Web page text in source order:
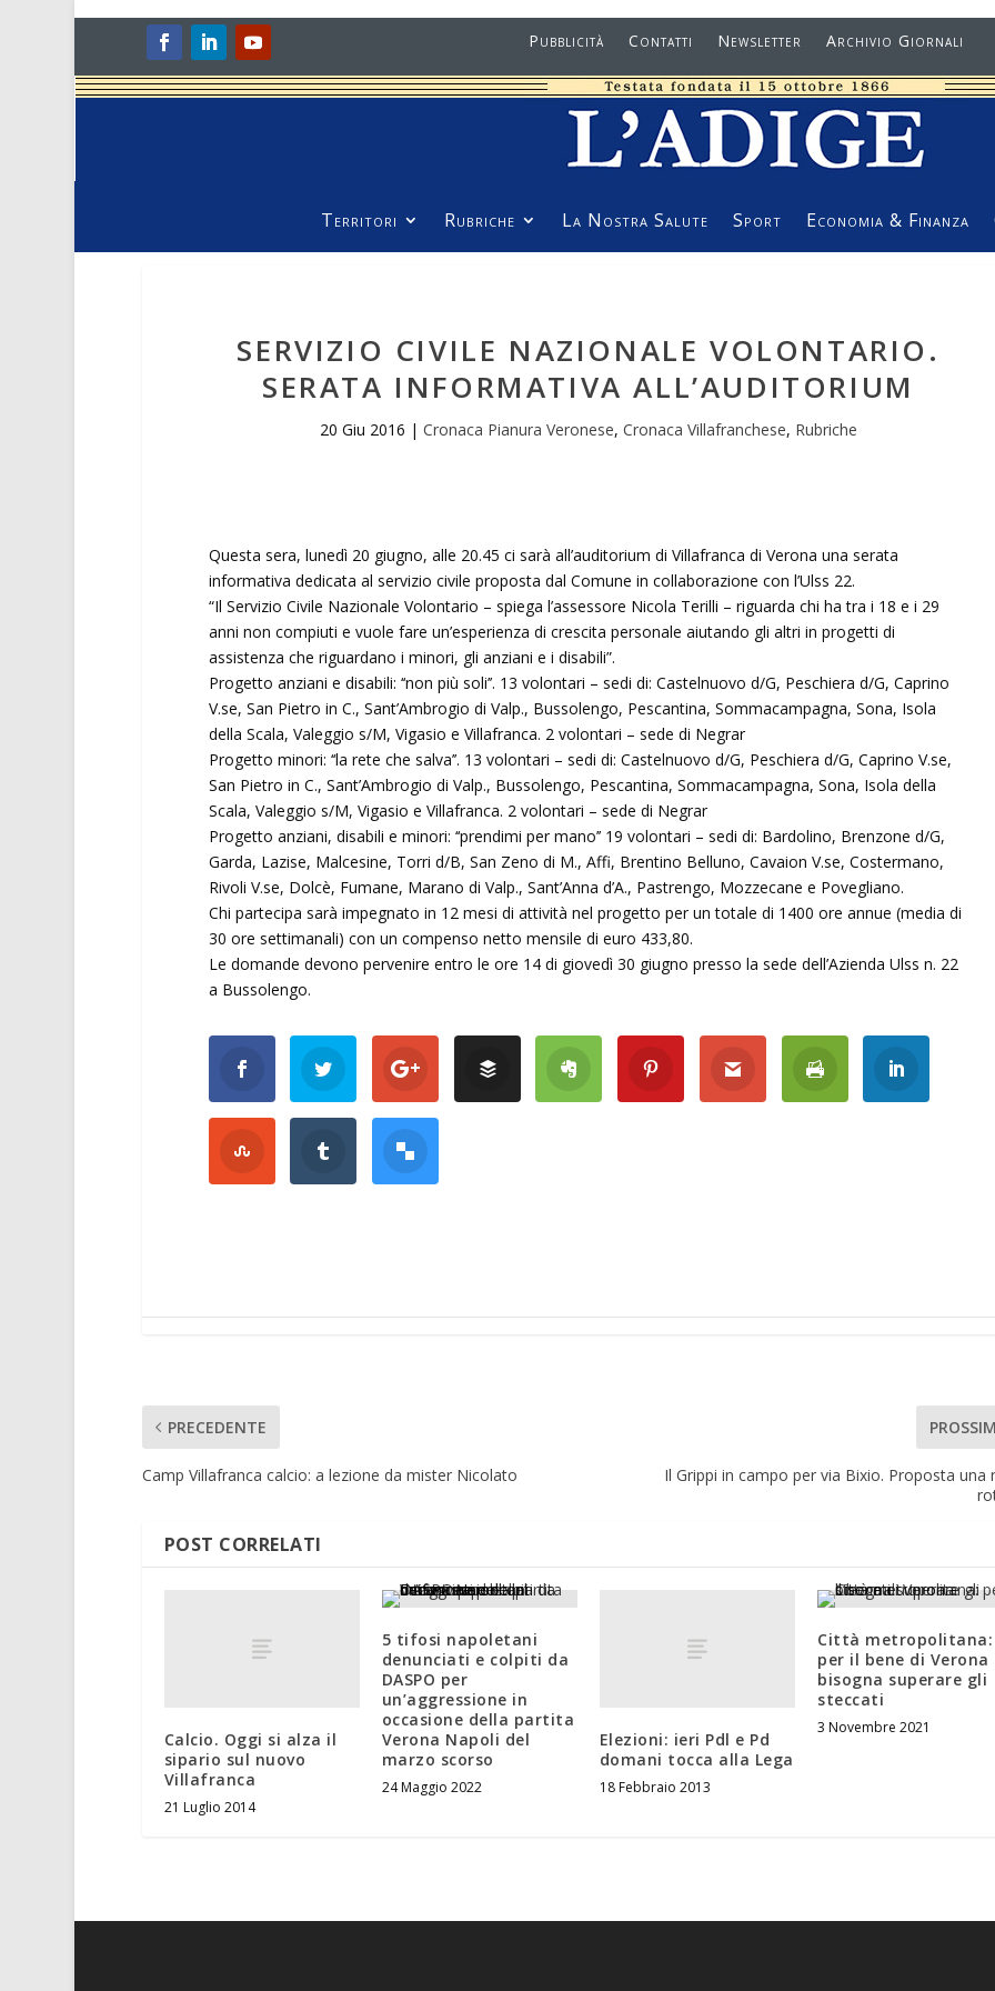
Pubblicità Contatti Newsletter Archivio Giornali
Territori Rubriche La Nostra Salute Sport Economia & Finanza
SERVIZIO CIVILE NAZIONALE VOLONTARIO.
SERATA INFORMATIVA ALL’AUDITORIUM
20 Giu 2016 | Cronaca Pianura Veronese, Cronaca Villafranchese, Rubriche
Questa sera, lunedì 20 giugno, alle 20.45 ci sarà all’auditorium di Villafranca di Verona una serata
informativa dedicata al servizio civile proposta dal Comune in collaborazione con l’Ulss 22.
“Il Servizio Civile Nazionale Volontario – spiega l’assessore Nicola Terilli – riguarda chi ha tra i 18 e i 29
anni non compiuti e vuole fare un’esperienza di crescita personale aiutando gli altri in progetti di
assistenza che riguardano i minori, gli anziani e i disabili”.
Progetto anziani e disabili: ‘‘non più soli’’. 13 volontari – sedi di: Castelnuovo d/G, Peschiera d/G, Caprino
V.se, San Pietro in C., Sant’Ambrogio di Valp., Bussolengo, Pescantina, Sommacampagna, Sona, Isola
della Scala, Valeggio s/M, Vigasio e Villafranca. 2 volontari – sede di Negrar
Progetto minori: ‘‘la rete che salva’’. 13 volontari – sedi di: Castelnuovo d/G, Peschiera d/G, Caprino V.se,
San Pietro in C., Sant’Ambrogio di Valp., Bussolengo, Pescantina, Sommacampagna, Sona, Isola della
Scala, Valeggio s/M, Vigasio e Villafranca. 2 volontari – sede di Negrar
Progetto anziani, disabili e minori: ‘‘prendimi per mano’’ 19 volontari – sedi di: Bardolino, Brenzone d/G,
Garda, Lazise, Malcesine, Torri d/B, San Zeno di M., Affi, Brentino Belluno, Cavaion V.se, Costermano,
Rivoli V.se, Dolcè, Fumane, Marano di Valp., Sant’Anna d’A., Pastrengo, Mozzecane e Povegliano.
Chi partecipa sarà impegnato in 12 mesi di attività nel progetto per un totale di 1400 ore annue (media di
30 ore settimanali) con un compenso netto mensile di euro 433,80.
Le domande devono pervenire entro le ore 14 di giovedì 30 giugno presso la sede dell’Azienda Ulss n. 22
a Bussolengo.
PRECEDENTE
Camp Villafranca calcio: a lezione da mister Nicolato
Il Grippi in campo per via Bixio. Proposta una
POST CORRELATI
Calcio. Oggi si alza il
sipario sul nuovo
Villafranca
21 Luglio 2014
5 tifosi napoletani
denunciati e colpiti da
DASPO per
un’aggressione in
occasione della partita
Verona Napoli del
marzo scorso
24 Maggio 2022
Elezioni: ieri Pdl e Pd
domani tocca alla Lega
18 Febbraio 2013
Città metropolitana:
per il bene di Verona
bisogna superare gli
steccati
3 Novembre 2021